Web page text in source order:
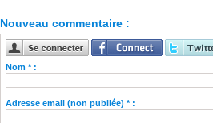
Nouveau commentaire :
Nom * :
Adresse email (non publiée) * :